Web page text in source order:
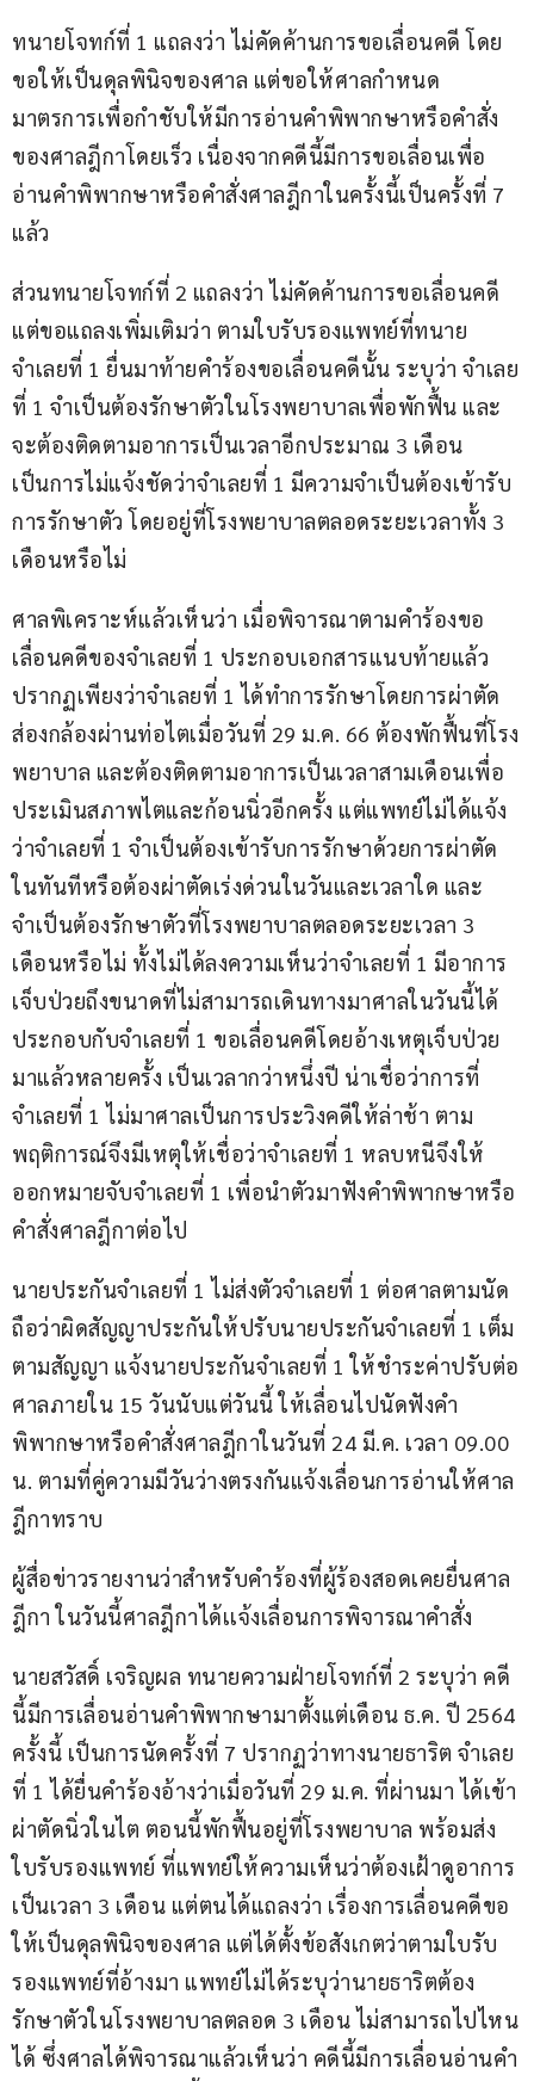
ทนายโจทก์ที่ 1 แถลงว่า ไม่คัดค้านการขอเลื่อนคดี โดย
ขอให้เป็นดุลพินิจของศาล แต่ขอให้ศาลกำหนด
มาตรการเพื่อกำชับให้มีการอ่านคำพิพากษาหรือคำสั่ง
ของศาลฎีกาโดยเร็ว เนื่องจากคดีนี้มีการขอเลื่อนเพื่อ
อ่านคำพิพากษาหรือคำสั่งศาลฎีกาในครั้งนี้เป็นครั้งที่ 7
แล้ว
ส่วนทนายโจทก์ที่ 2 แถลงว่า ไม่คัดค้านการขอเลื่อนคดี
แต่ขอแถลงเพิ่มเติมว่า ตามใบรับรองแพทย์ที่ทนาย
จำเลยที่ 1 ยื่นมาท้ายคำร้องขอเลื่อนคดีนั้น ระบุว่า จำเลย
ที่ 1 จำเป็นต้องรักษาตัวในโรงพยาบาลเพื่อพักฟื้น และ
จะต้องติดตามอาการเป็นเวลาอีกประมาณ 3 เดือน
เป็นการไม่แจ้งชัดว่าจำเลยที่ 1 มีความจำเป็นต้องเข้ารับ
การรักษาตัว โดยอยู่ที่โรงพยาบาลตลอดระยะเวลาทั้ง 3
เดือนหรือไม่
ศาลพิเคราะห์แล้วเห็นว่า เมื่อพิจารณาตามคำร้องขอ
เลื่อนคดีของจำเลยที่ 1 ประกอบเอกสารแนบท้ายแล้ว
ปรากฏเพียงว่าจำเลยที่ 1 ได้ทำการรักษาโดยการผ่าตัด
ส่องกล้องผ่านท่อไตเมื่อวันที่ 29 ม.ค. 66 ต้องพักฟื้นที่โรง
พยาบาล และต้องติดตามอาการเป็นเวลาสามเดือนเพื่อ
ประเมินสภาพไตและก้อนนิ่วอีกครั้ง แต่แพทย์ไม่ได้แจ้ง
ว่าจำเลยที่ 1 จำเป็นต้องเข้ารับการรักษาด้วยการผ่าตัด
ในทันทีหรือต้องผ่าตัดเร่งด่วนในวันและเวลาใด และ
จำเป็นต้องรักษาตัวที่โรงพยาบาลตลอดระยะเวลา 3
เดือนหรือไม่ ทั้งไม่ได้ลงความเห็นว่าจำเลยที่ 1 มีอาการ
เจ็บป่วยถึงขนาดที่ไม่สามารถเดินทางมาศาลในวันนี้ได้
ประกอบกับจำเลยที่ 1 ขอเลื่อนคดีโดยอ้างเหตุเจ็บป่วย
มาแล้วหลายครั้ง เป็นเวลากว่าหนึ่งปี น่าเชื่อว่าการที่
จำเลยที่ 1 ไม่มาศาลเป็นการประวิงคดีให้ล่าช้า ตาม
พฤติการณ์จึงมีเหตุให้เชื่อว่าจำเลยที่ 1 หลบหนีจึงให้
ออกหมายจับจำเลยที่ 1 เพื่อนำตัวมาฟังคำพิพากษาหรือ
คำสั่งศาลฎีกาต่อไป
นายประกันจำเลยที่ 1 ไม่ส่งตัวจำเลยที่ 1 ต่อศาลตามนัด
ถือว่าผิดสัญญาประกันให้ปรับนายประกันจำเลยที่ 1 เต็ม
ตามสัญญา แจ้งนายประกันจำเลยที่ 1 ให้ชำระค่าปรับต่อ
ศาลภายใน 15 วันนับแต่วันนี้ ให้เลื่อนไปนัดฟังคำ
พิพากษาหรือคำสั่งศาลฎีกาในวันที่ 24 มี.ค. เวลา 09.00
น. ตามที่คู่ความมีวันว่างตรงกันแจ้งเลื่อนการอ่านให้ศาล
ฎีกาทราบ
ผู้สื่อข่าวรายงานว่าสำหรับคำร้องที่ผู้ร้องสอดเคยยื่นศาล
ฎีกา ในวันนี้ศาลฎีกาได้เเจ้งเลื่อนการพิจารณาคำสั่ง
นายสวัสดิ์ เจริญผล ทนายความฝ่ายโจทก์ที่ 2 ระบุว่า คดี
นี้มีการเลื่อนอ่านคำพิพากษามาตั้งแต่เดือน ธ.ค. ปี 2564
ครั้งนี้ เป็นการนัดครั้งที่ 7 ปรากฏว่าทางนายธาริต จำเลย
ที่ 1 ได้ยื่นคำร้องอ้างว่าเมื่อวันที่ 29 ม.ค. ที่ผ่านมา ได้เข้า
ผ่าตัดนิ่วในไต ตอนนี้พักฟื้นอยู่ที่โรงพยาบาล พร้อมส่ง
ใบรับรองแพทย์ ที่แพทย์ให้ความเห็นว่าต้องเฝ้าดูอาการ
เป็นเวลา 3 เดือน แต่ตนได้แถลงว่า เรื่องการเลื่อนคดีขอ
ให้เป็นดุลพินิจของศาล แต่ได้ตั้งข้อสังเกตว่าตามใบรับ
รองแพทย์ที่อ้างมา แพทย์ไม่ได้ระบุว่านายธาริตต้อง
รักษาตัวในโรงพยาบาลตลอด 3 เดือน ไม่สามารถไปไหน
ได้ ซึ่งศาลได้พิจารณาแล้วเห็นว่า คดีนี้มีการเลื่อนอ่านคำ